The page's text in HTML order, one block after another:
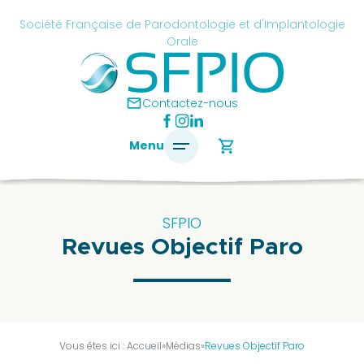
mailContactez-nous
Société Française de Parodontologie et d'Implantologie
Orale
Menu shopping_cart
SFPIO
Revues Objectif Paro
Vous êtes ici :Accueil»Médias»Revues Objectif Paro
président